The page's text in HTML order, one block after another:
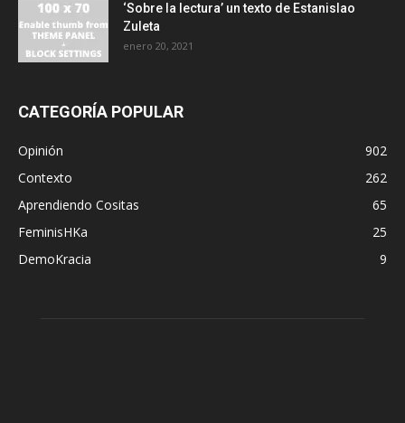
‘Sobre la lectura’ un texto de Estanislao
Zuleta
enero 20, 2021
CATEGORÍA POPULAR
Opinión
902
Contexto
262
Aprendiendo Cositas
65
FeminisHKa
25
DemoKracia
9